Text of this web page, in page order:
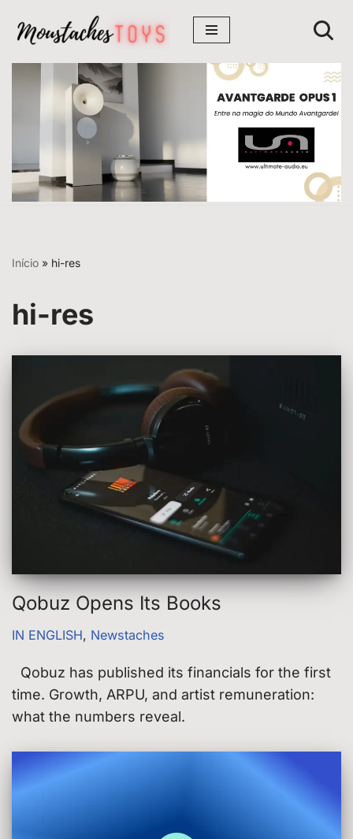
Avançar
para
conteúdo
Início » hi-res
hi-res
Qobuz Opens Its Books
IN ENGLISH, Newstaches
Qobuz has published its financials for the first
time. Growth, ARPU, and artist remuneration:
what the numbers reveal.